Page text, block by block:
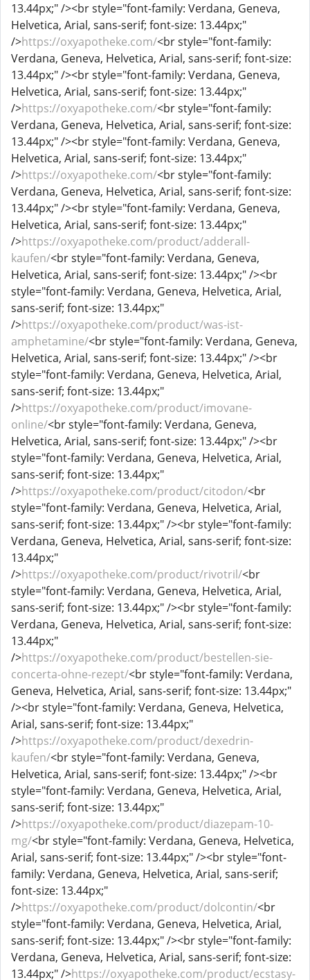
13.44px;" /><br style="font-family: Verdana, Geneva,
Helvetica, Arial, sans-serif; font-size: 13.44px;"
/>https://oxyapotheke.com/<br style="font-family:
Verdana, Geneva, Helvetica, Arial, sans-serif; font-size:
13.44px;" /><br style="font-family: Verdana, Geneva,
Helvetica, Arial, sans-serif; font-size: 13.44px;"
/>https://oxyapotheke.com/<br style="font-family:
Verdana, Geneva, Helvetica, Arial, sans-serif; font-size:
13.44px;" /><br style="font-family: Verdana, Geneva,
Helvetica, Arial, sans-serif; font-size: 13.44px;"
/>https://oxyapotheke.com/<br style="font-family:
Verdana, Geneva, Helvetica, Arial, sans-serif; font-size:
13.44px;" /><br style="font-family: Verdana, Geneva,
Helvetica, Arial, sans-serif; font-size: 13.44px;"
/>https://oxyapotheke.com/product/adderall-
kaufen/<br style="font-family: Verdana, Geneva,
Helvetica, Arial, sans-serif; font-size: 13.44px;" /><br
style="font-family: Verdana, Geneva, Helvetica, Arial,
sans-serif; font-size: 13.44px;"
/>https://oxyapotheke.com/product/was-ist-
amphetamine/<br style="font-family: Verdana, Geneva,
Helvetica, Arial, sans-serif; font-size: 13.44px;" /><br
style="font-family: Verdana, Geneva, Helvetica, Arial,
sans-serif; font-size: 13.44px;"
/>https://oxyapotheke.com/product/imovane-
online/<br style="font-family: Verdana, Geneva,
Helvetica, Arial, sans-serif; font-size: 13.44px;" /><br
style="font-family: Verdana, Geneva, Helvetica, Arial,
sans-serif; font-size: 13.44px;"
/>https://oxyapotheke.com/product/citodon/<br
style="font-family: Verdana, Geneva, Helvetica, Arial,
sans-serif; font-size: 13.44px;" /><br style="font-family:
Verdana, Geneva, Helvetica, Arial, sans-serif; font-size:
13.44px;"
/>https://oxyapotheke.com/product/rivotril/<br
style="font-family: Verdana, Geneva, Helvetica, Arial,
sans-serif; font-size: 13.44px;" /><br style="font-family:
Verdana, Geneva, Helvetica, Arial, sans-serif; font-size:
13.44px;"
/>https://oxyapotheke.com/product/bestellen-sie-
concerta-ohne-rezept/<br style="font-family: Verdana,
Geneva, Helvetica, Arial, sans-serif; font-size: 13.44px;"
/><br style="font-family: Verdana, Geneva, Helvetica,
Arial, sans-serif; font-size: 13.44px;"
/>https://oxyapotheke.com/product/dexedrin-
kaufen/<br style="font-family: Verdana, Geneva,
Helvetica, Arial, sans-serif; font-size: 13.44px;" /><br
style="font-family: Verdana, Geneva, Helvetica, Arial,
sans-serif; font-size: 13.44px;"
/>https://oxyapotheke.com/product/diazepam-10-
mg/<br style="font-family: Verdana, Geneva, Helvetica,
Arial, sans-serif; font-size: 13.44px;" /><br style="font-
family: Verdana, Geneva, Helvetica, Arial, sans-serif;
font-size: 13.44px;"
/>https://oxyapotheke.com/product/dolcontin/<br
style="font-family: Verdana, Geneva, Helvetica, Arial,
sans-serif; font-size: 13.44px;" /><br style="font-family:
Verdana, Geneva, Helvetica, Arial, sans-serif; font-size:
13.44px;" />https://oxyapotheke.com/product/ecstasy-